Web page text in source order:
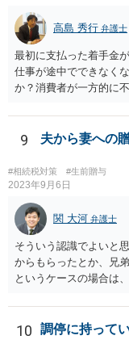
高島 秀行 弁護士
最初に支払った着手金
仕事が途中でできなく
か？消費者が一方的
務があると思います
れた方がよいと思い
選任したのか 即ち、
ると思います。
9 夫から妻への
#相続税対策 #生前贈与
2023年9月6日
関 大河 弁護士
そういう認識でよいと
からもらったとか、兄
というケースの場合は
10 調停に持って